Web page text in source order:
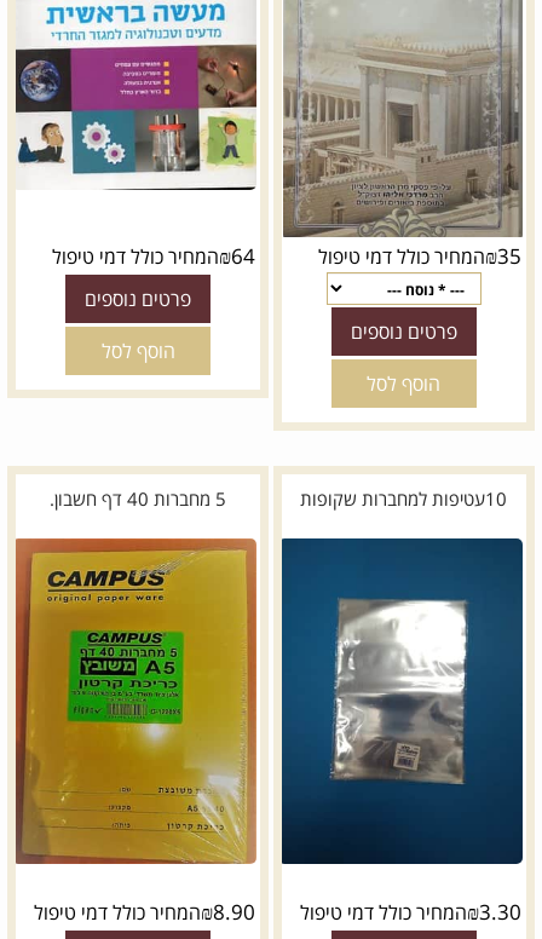
₪35 המחיר כולל דמי טיפול
פרטים נוספים
הוסף לסל
₪64 המחיר כולל דמי טיפול
פרטים נוספים
הוסף לסל
10עטיפות למחברות שקופות
₪3.30 המחיר כולל דמי טיפול
5 מחברות 40 דף חשבון.
₪8.90 המחיר כולל דמי טיפול